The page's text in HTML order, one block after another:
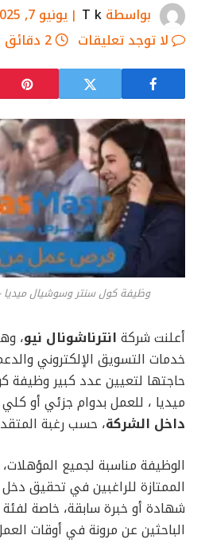
بواسطةT k
يونيو 7, 2025
لا توجد تعليقات
2 دقائق
وظيفة كول سنتر وسوشيال
أعلنت شركة انترناشونال نيو،
خدمات التسويق الإلكتروني
حاجتها لتعيين عدد كبير وظيفة
ميديا ، للعمل بدوام جزئي أو كلي
داخل الشركة، حسب رغبة
الوظيفة مناسبة لجميع
الممتازة للراغبين في تحقيق
شهادة أو خبرة سابقة، خاصة
الباحثين عن مرونة في أوقات